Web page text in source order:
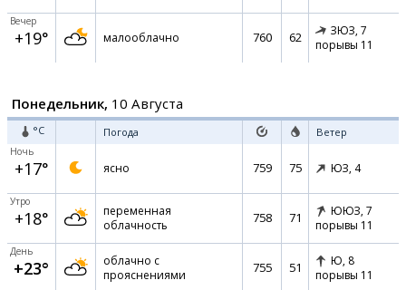
Вечер
+19° малооблачно 760 62 ЗЮЗ, 7
порывы 11
Понедельник, 10 Августа
°C Погода Ветер
Ночь
+17° ясно 759 75 ЮЗ, 4
Утро
+18°
переменная
облачность
758 71 ЮЮЗ, 7
порывы 11
День
+23°
облачно с
прояснениями
755 51 Ю, 8
порывы 11